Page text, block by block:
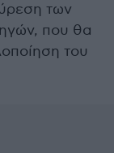
των
που θα
του